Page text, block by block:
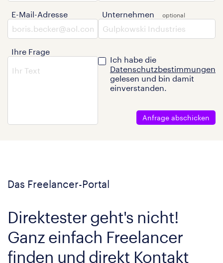
E-Mail-Adresse
Ihre Frage
Unternehmen
Ich habe die
Datenschutzbestimmungen
gelesen und bin damit
einverstanden.
Anfrage abschicken
Das Freelancer-Portal
Direktester geht's nicht!
Ganz einfach Freelancer
finden und direkt Kontakt